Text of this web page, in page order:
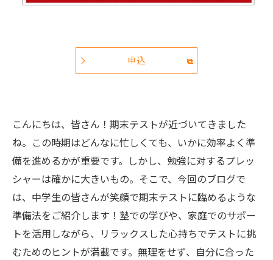
申込
こんにちは、皆さん！期末テストが近づいてきました
ね。この時期はどんなに忙しくても、いかに効率よく準
備を進めるかが重要です。しかし、勉強に対するプレッ
シャーは確かに大きいもの。そこで、今回のブログで
は、中学生の皆さんが笑顔で期末テストに臨めるような
準備法をご紹介します！塾での学びや、家庭でのサポー
トを活用しながら、リラックスした心持ちでテストに挑
むためのヒントが満載です。無理をせず、自分に合った